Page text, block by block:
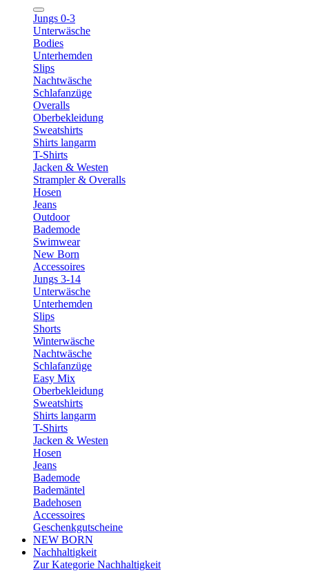
Jungs 0-3
Unterwäsche
Bodies
Unterhemden
Slips
Nachtwäsche
Schlafanzüge
Overalls
Oberbekleidung
Sweatshirts
Shirts langarm
T-Shirts
Jacken & Westen
Strampler & Overalls
Hosen
Jeans
Outdoor
Bademode
Swimwear
New Born
Accessoires
Jungs 3-14
Unterwäsche
Unterhemden
Slips
Shorts
Winterwäsche
Nachtwäsche
Schlafanzüge
Easy Mix
Oberbekleidung
Sweatshirts
Shirts langarm
T-Shirts
Jacken & Westen
Hosen
Jeans
Bademode
Bademäntel
Badehosen
Accessoires
Geschenkgutscheine
NEW BORN
Nachhaltigkeit
Zur Kategorie Nachhaltigkeit